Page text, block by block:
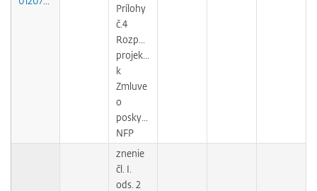
Prílohy
č.4
Rozpočet
projektu
k
Zmluve
o
poskytnutí
NFP
znenie
čl. I.
ods. 2